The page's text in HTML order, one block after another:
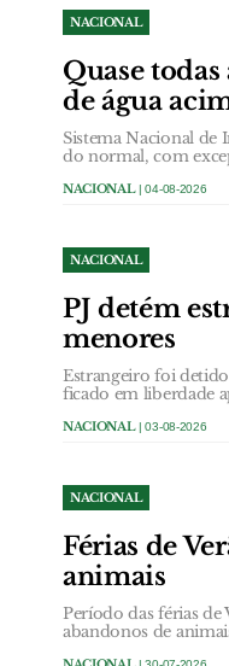
NACIONAL
Quase
de água
Sistema Nacional de
do normal, com
NACIONAL| 04-08-2026
NACIONAL
PJ detém
menores
Estrangeiro foi
ficado em liberdade
NACIONAL| 03-08-2026
NACIONAL
Férias de
animais
Período das férias de
abandonos de